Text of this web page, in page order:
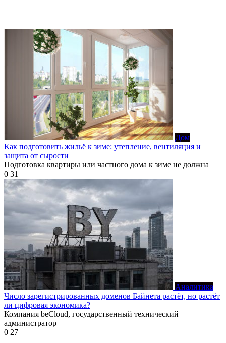
Дом
Как подготовить жильё к зиме: утепление, вентиляция и
защита от сырости
Подготовка квартиры или частного дома к зиме не должна
0 31
Аналитика
Число зарегистрированных доменов Байнета растёт, но растёт
ли цифровая экономика?
Компания beCloud, государственный технический
администратор
0 27